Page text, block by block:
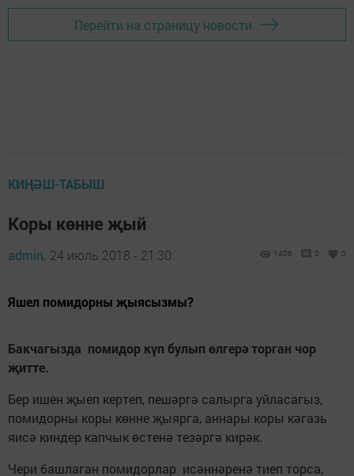
Перейти на страницу новости
КИҢӘШ-ТАБЫШ
Коры көнне җый
admin, 24 июль 2018 - 21:30 1406 0 0
Яшел помидорны җыясызмы?
Бакчагызда помидор күп булып өлгерә торган чор
җитте.
Бер ишен җыеп кертеп, пешәргә салырга уйласагыз,
помидорны коры көнне җыярга, аннары коры кәгазь
яисә киндер капчык өстенә тезәргә кирәк.
Чери башлаган помидорлар исәннәренә тиеп торса,